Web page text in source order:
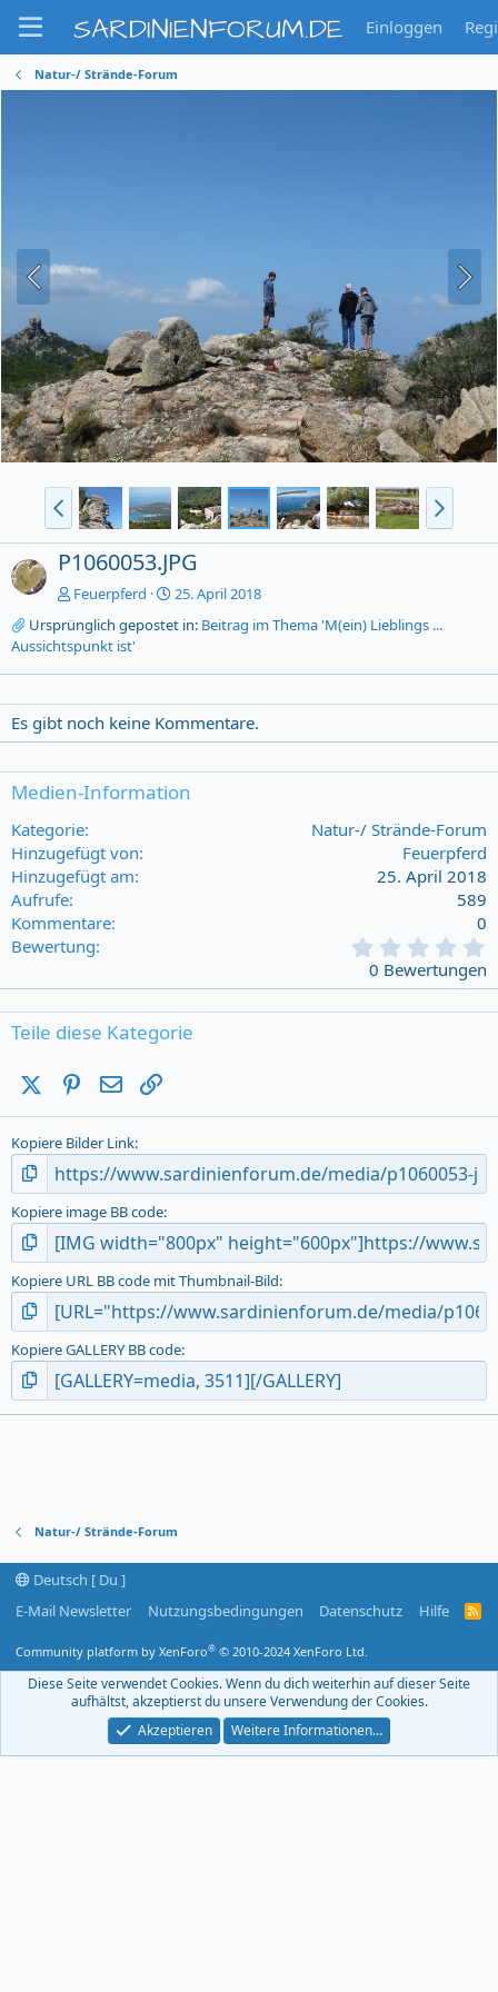
SARDINIENFORUM.DE Einloggen
Natur-/ Strände-Forum
P1060053.JPG
Feuerpferd
25. April 2018
Ursprünglich gepostet in: Beitrag im Thema 'M(ein) Lieblings ...
Aussichtspunkt ist'
Es gibt noch keine Kommentare.
Medien-Information
Kategorie
Natur-/ Strände-Forum
Hinzugefügt von
Feuerpferd
Hinzugefügt am
25. April 2018
Aufrufe
589
Kommentare
0
Bewertung
0
0
s
0 Bewertungen
Teile diese Kategorie
X (Twitter)Pinterest
E-Mail
Kopiere Bilder Link
Kopiere image BB code
Kopiere URL BB code mit Thumbnail-Bild
Kopiere GALLERY BB code
Natur-/ Strände-Forum
Deutsch [ Du ]
E-Mail Newsletter
Nutzungsbedingungen Datenschutz Hilfe
R
F
Community platform by XenForo® © 2010-2024 XenForo Ltd.
Diese Seite verwendet Cookies. Wenn du dich weiterhin auf dieser Seite
aufhältst, akzeptierst du unsere Verwendung der Cookies.
Akzeptieren
Weitere Informationen…